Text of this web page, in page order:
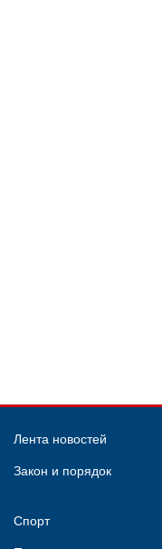
Лента новостей
Закон и порядок
Спорт